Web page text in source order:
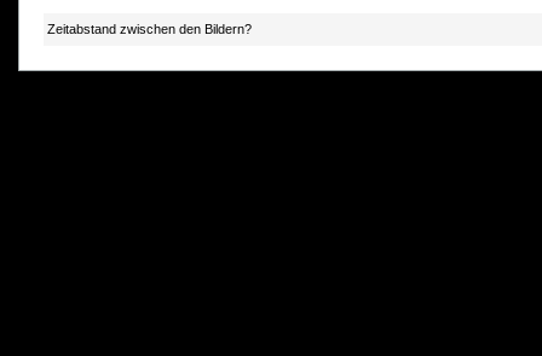
Zeitabstand zwischen den Bildern?